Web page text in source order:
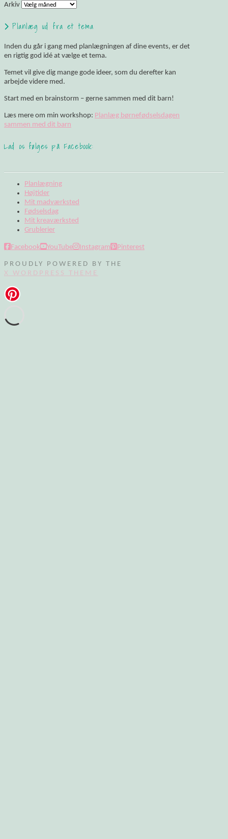
Arkiv
Planlæg ud fra et tema
Inden du går i gang med planlægningen af dine events, er det
en rigtig god idé at vælge et tema.
Temet vil give dig mange gode ideer, som du derefter kan
arbejde videre med.
Start med en brainstorm – gerne sammen med dit barn!
Læs mere om min workshop: Planlæg børnefødselsdagen
sammen med dit barn
Lad os følges på Facebook:
Planlægning
Højtider
Mit madværksted
Fødselsdag
Mit kreaværksted
Grublerier
Facebook YouTube Instagram Pinterest
PROUDLY POWERED BY THE
X WORDPRESS THEME